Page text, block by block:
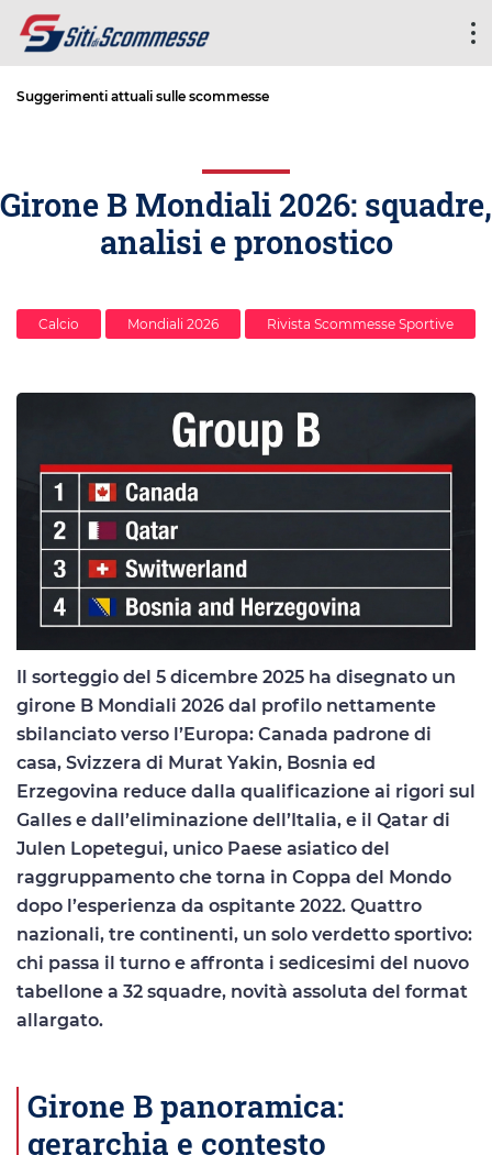
Suggerimenti attuali sulle scommesse
Girone B Mondiali 2026: squadre,
analisi e pronostico
Calcio Mondiali 2026 Rivista Scommesse Sportive
Il sorteggio del 5 dicembre 2025 ha disegnato un
girone B Mondiali 2026 dal profilo nettamente
sbilanciato verso l’Europa: Canada padrone di
casa, Svizzera di Murat Yakin, Bosnia ed
Erzegovina reduce dalla qualificazione ai rigori sul
Galles e dall’eliminazione dell’Italia, e il Qatar di
Julen Lopetegui, unico Paese asiatico del
raggruppamento che torna in Coppa del Mondo
dopo l’esperienza da ospitante 2022. Quattro
nazionali, tre continenti, un solo verdetto sportivo:
chi passa il turno e affronta i sedicesimi del nuovo
tabellone a 32 squadre, novità assoluta del format
allargato.
Girone B panoramica:
gerarchia e contesto